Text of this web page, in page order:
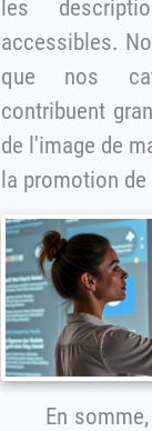
les descriptions sont facilement
accessibles.
que nos catalogues de qualité
contribuent
de l'image de
En somme, chez